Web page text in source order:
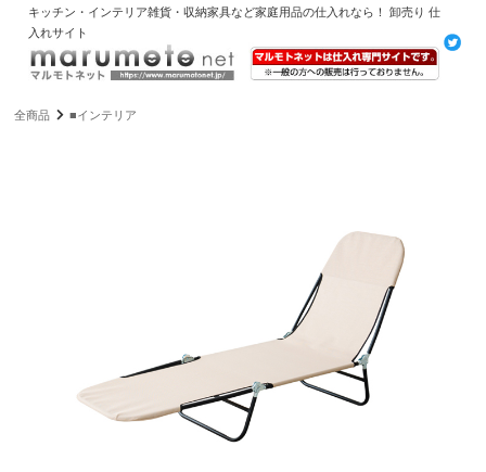
キッチン・インテリア雑貨・収納家具など家庭用品の仕入れなら！ 卸売り 仕
入れサイト
全商品 ■インテリア